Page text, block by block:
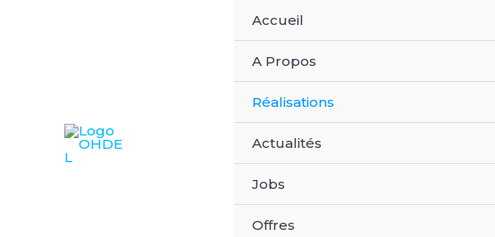
Accueil
A Propos
Réalisations
Actualités
Jobs
Offres